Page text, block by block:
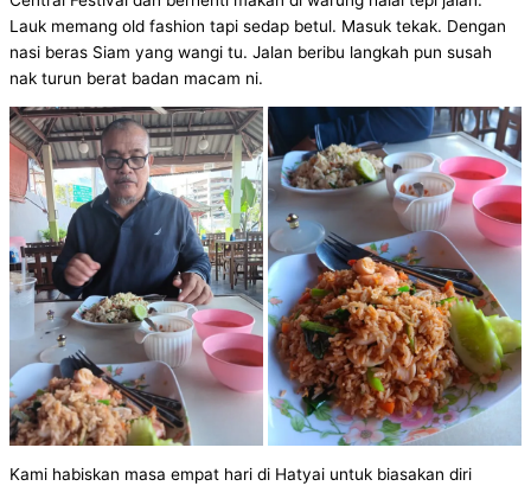
Lauk memang old fashion tapi sedap betul. Masuk tekak. Dengan
nasi beras Siam yang wangi tu. Jalan beribu langkah pun susah
nak turun berat badan macam ni.
Kami habiskan masa empat hari di Hatyai untuk biasakan diri